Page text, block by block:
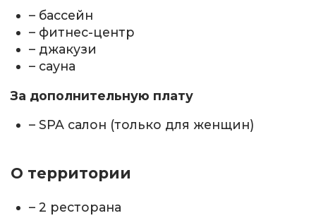
– бассейн
– фитнес-центр
– джакузи
– сауна
За дополнительную плату
– SPA салон (только для женщин)
О территории
– 2 ресторана